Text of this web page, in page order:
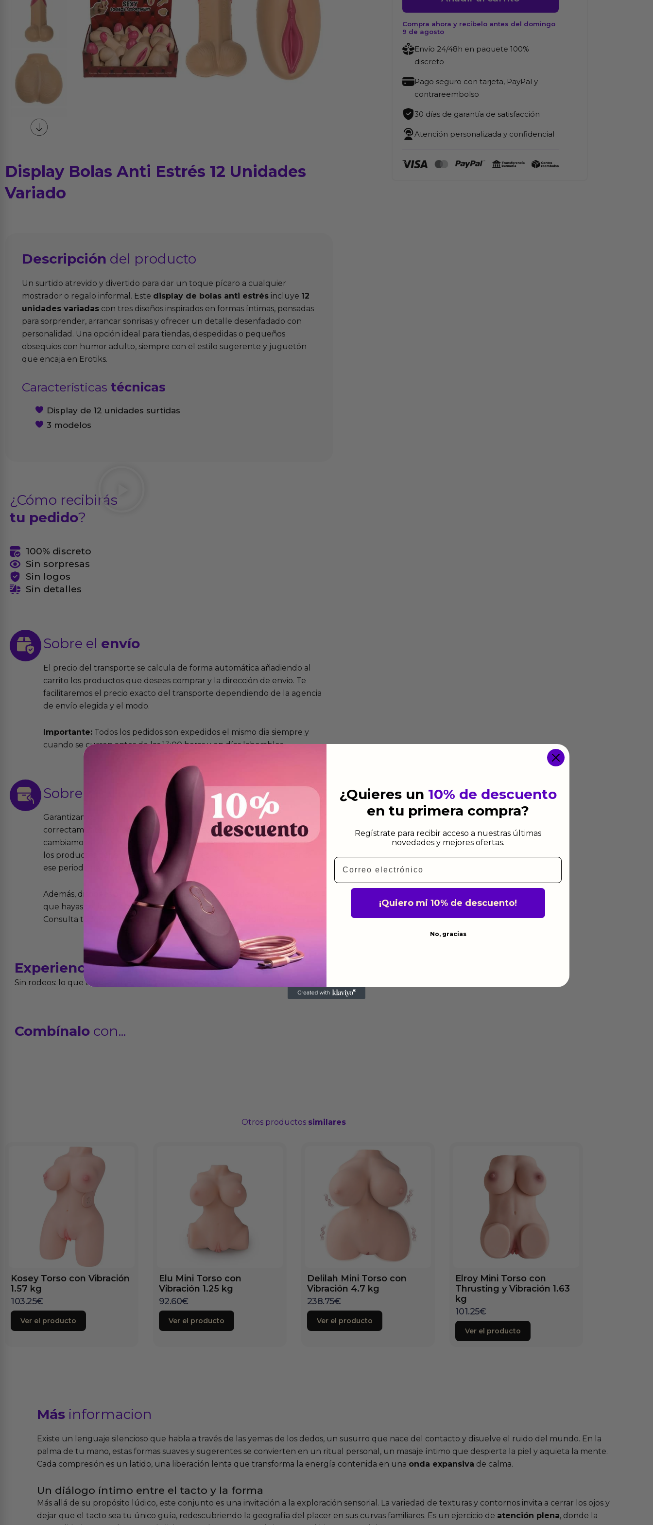
Display Bolas Anti Estrés 12 Unidades
Variado
Descripción del producto
Un surtido atrevido y divertido para dar un toque pícaro a cualquier
mostrador o regalo informal. Este display de bolas anti estrés incluye 12
unidades variadas con tres diseños inspirados en formas íntimas, pensadas
para sorprender, arrancar sonrisas y ofrecer un detalle desenfadado con
personalidad. Una opción ideal para tiendas, despedidas o pequeños
obsequios con humor adulto, siempre con el estilo sugerente y juguetón
que encaja en Erotiks.
Características técnicas
Display de 12 unidades surtidas
3 modelos
¿Cómo recibirás
tu pedido?
100% discreto
Sin sorpresas
Sin logos
Sin detalles
Sobre el envío
El precio del transporte se calcula de forma automática añadiendo al
carrito los productos que desees comprar y la dirección de envio. Te
facilitaremos el precio exacto del transporte dependiendo de la agencia
de envío elegida y el modo.
Importante: Todos los pedidos son expedidos el mismo dia siempre y
cuando se cursen antes de las 13:00 horas y en días laborables.
Sobre las devoluciones
Garantizamos que los productos que vendemos funcionan
correctamente y que si tienen algún defecto de fabricación te lo
cambiamos sin costo alguno. La ley de 2 años de garantía significa que
los productos tienen garantía contra defectos de fabricación durante
ese periodo pero no por mal uso o uso indebido.
Además, dispones de 15 días desde la entrega para devolver productos
que hayas recibido y que simplemente no te gusten o no los quieras.
Consulta todos los detalles en nuestra política de devoluciones.
Experienciasreales
Sin rodeos: lo que cuentan quienes ya lo han probado
Combínalo con...
Estrés
12
Unidades
Variado
cantidad
Compra ahora y recíbelo antes del domingo
9 de agosto
Envío 24/48h en paquete 100%
discreto
Pago seguro con tarjeta, PayPal y
contrareembolso
30 días de garantía de satisfacción
Atención personalizada y confidencial
Otros productos similares
Kosey Torso con Vibración
1.57 kg
103.25€
Ver el producto
Elu Mini Torso con
Vibración 1.25 kg
92.60€
Ver el producto
Delilah Mini Torso con
Vibración 4.7 kg
238.75€
Ver el producto
Elroy Mini Torso con
Thrusting y Vibración 1.63
kg
101.25€
Ver el producto
Más informacion
Existe un lenguaje silencioso que habla a través de las yemas de los dedos, un susurro que nace del contacto y disuelve el ruido del mundo. En la
palma de tu mano, estas formas suaves y sugerentes se convierten en un ritual personal, un masaje íntimo que despierta la piel y aquieta la mente.
Cada compresión es un latido, una liberación lenta que transforma la energía contenida en una onda expansiva de calma.
Un diálogo íntimo entre el tacto y la forma
Más allá de su propósito lúdico, este conjunto es una invitación a la exploración sensorial. La variedad de texturas y contornos invita a cerrar los ojos y
dejar que el tacto sea tu único guía, redescubriendo la geografía del placer en sus curvas familiares. Es un ejercicio de atención plena, donde la
¿Quieres un 10% de descuento
en tu primera compra?
Regístrate para recibir acceso a nuestras últimas
novedades y mejores ofertas.
Email
¡Quiero mi 10% de descuento!
No, gracias